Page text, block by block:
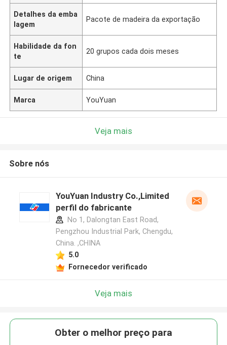
Detalhes da emba
lagem
Pacote de madeira da exportação
Habilidade da fon
te
20 grupos cada dois meses
Lugar de origem China
Marca YouYuan
Veja mais
Sobre nós
YouYuan Industry Co.,Limited
perfil do fabricante
No 1, Dalongtan East Road,
Pengzhou Industrial Park, Chengdu,
China. ,CHINA
5.0
Fornecedor verificado
Veja mais
Obter o melhor preço para